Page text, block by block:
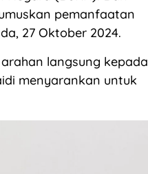
pemanfaatan
27 Oktober 2024.
langsung kepada
menyarankan untuk